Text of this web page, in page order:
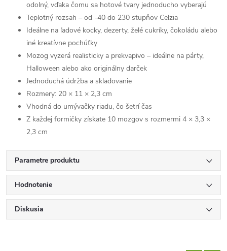
odolný, vďaka čomu sa hotové tvary jednoducho vyberajú
Teplotný rozsah – od -40 do 230 stupňov Celzia
Ideálne na ľadové kocky, dezerty, želé cukríky, čokoládu alebo
iné kreatívne pochúťky
Mozog vyzerá realisticky a prekvapivo – ideálne na párty,
Halloween alebo ako originálny darček
Jednoduchá údržba a skladovanie
Rozmery: 20 × 11 × 2,3 cm
Vhodná do umývačky riadu, čo šetrí čas
Z každej formičky získate 10 mozgov s rozmermi 4 × 3,3 ×
2,3 cm
Parametre produktu
Hodnotenie
Diskusia